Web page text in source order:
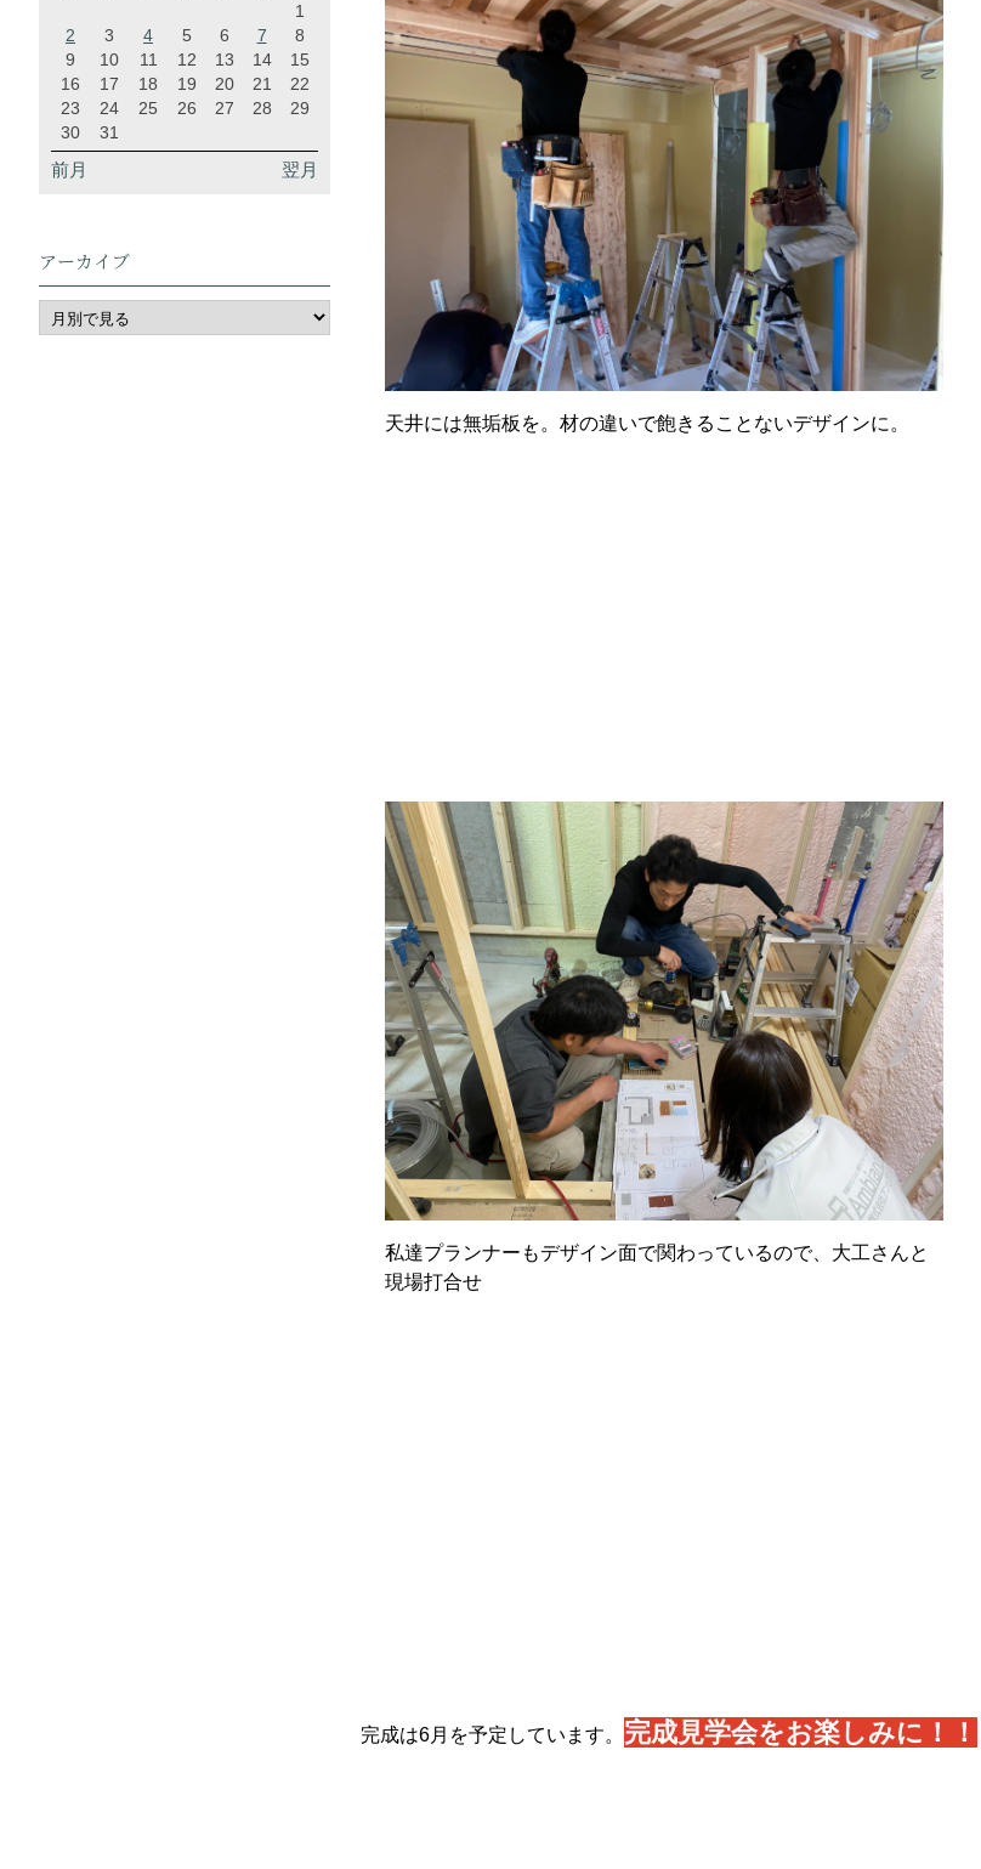
天井には無垢板を。材の違いで飽きることないデザインに。
私達プランナーもデザイン面で関わっているので、大工さんと
現場打合せ
完成は6月を予定しています。 完成見学会をお楽しみに！！
1
2
3 4 5 6 7
8
9
10 11 12 13 14
15
16
17 18 19 20 21
22
23
24 25 26 27 28
29
30
31
前月 翌月
アーカイブ